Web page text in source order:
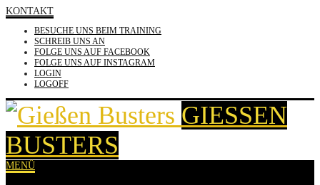
KONTAKT
BESUCHE UNS BEIM TRAINING
SCHREIB UNS AN
FOLGE UNS AUF FACEBOOK
FOLGE UNS AUF INSTAGRAM
LOGIN
LOGOFF
GIESSEN B
USTERS
MENÜ